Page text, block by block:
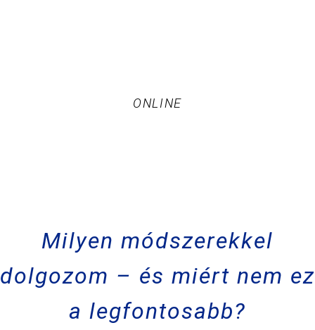
ONLINE
Milyen módszerekkel
dolgozom – és miért nem ez
a legfontosabb?